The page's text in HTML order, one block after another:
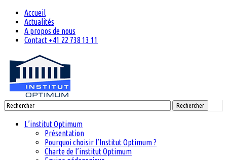
Accueil
Actualités
A propos de nous
Contact +41 22 738 13 11
Rechercher
L’institut Optimum
Présentation
Pourquoi choisir l’Institut Optimum ?
Charte de l’institut Optimum